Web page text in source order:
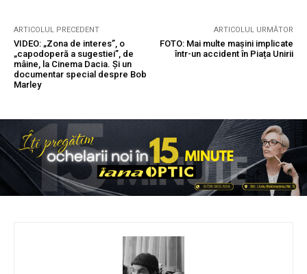
ARTICOLUL PRECEDENT
VIDEO: „Zona de interes”, o
„capodoperă a sugestiei”, de
mâine, la Cinema Dacia. Și un
documentar special despre Bob
Marley
ARTICOLUL URMĂTOR
FOTO: Mai multe mașini implicate
într-un accident în Piața Unirii